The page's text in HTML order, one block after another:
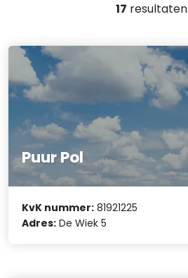
17 resultaten
Puur Pol
KvK nummer: 81921225
Adres: De Wiek 5